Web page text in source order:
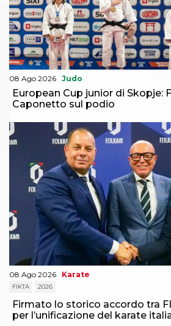
08 Ago 2026 Judo
European Cup junior di Skopje:
Caponetto sul podio
08 Ago 2026 Karate
FIKTA 2026
Firmato lo storico accordo tra
per l’unificazione del karate